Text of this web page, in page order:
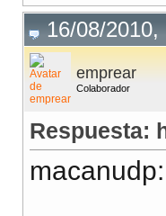
16/08/2010,
emprear
Colaborador
Respuesta:
macanudp: